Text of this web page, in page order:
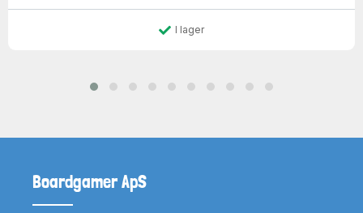
I lager
Boardgamer ApS